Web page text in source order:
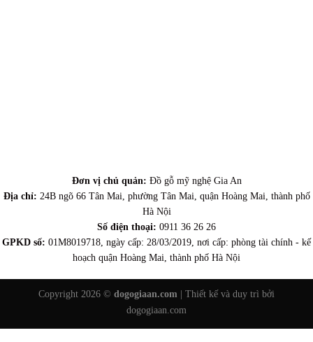
Đơn vị chủ quản: Đồ gỗ mỹ nghệ Gia An
Địa chỉ: 24B ngõ 66 Tân Mai, phường Tân Mai, quận Hoàng Mai, thành phố
Hà Nội
Số điện thoại: 0911 36 26 26
GPKD số: 01M8019718, ngày cấp: 28/03/2019, nơi cấp: phòng tài chính - kế
hoạch quận Hoàng Mai, thành phố Hà Nội
Copyright 2026 © dogogiaan.com | Thiết kế và duy trì bởi
dogogiaan.com